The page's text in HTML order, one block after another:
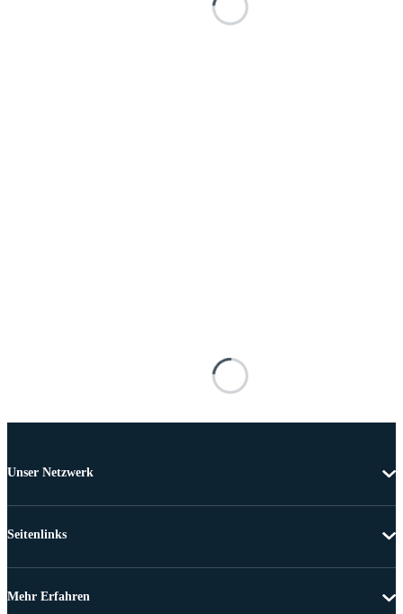
Unser Netzwerk
Seitenlinks
Mehr Erfahren